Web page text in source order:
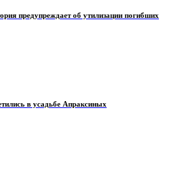
предупреждает об утилизации погибших
в усадьбе Апраксиных